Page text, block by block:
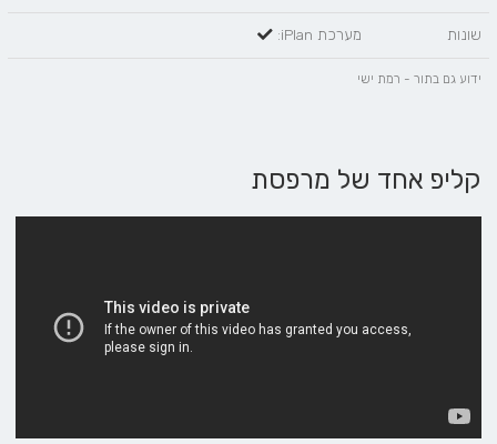
שונות מערכת iPlan:
ידוע גם בתור - רמת ישי
קליפ אחד של מרפסת